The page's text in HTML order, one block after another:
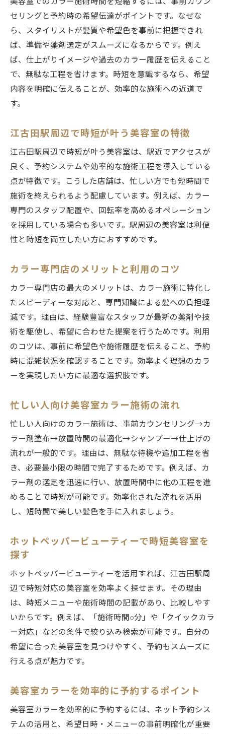
セリングと予約時の希望伝達がポイントです。なぜな
ら、スタイリストが髪質や希望色を事前に把握できれ
ば、準備や薬剤選定がスムーズになるからです。例え
ば、仕上がりイメージや過去のカラー履歴を伝えること
で、無駄な工程を省けます。時短を意識するなら、希望
内容を明確に伝えることが、効率的な施術への近道で
す。
江古田駅周辺で時短が叶う美容室の特徴
江古田駅周辺で時短が叶う美容室は、駅近でアクセスが
良く、予約システムや効率的な施術工程を導入している
点が特徴です。こうした店舗は、忙しい方でも短時間で
施術を終えられるよう配慮しています。例えば、カラー
専門のスタッフ配置や、回転率を高めるオペレーション
を採用している場合も多いです。駅周辺の美容室は利便
性と時短を両立したい方におすすめです。
カラー専門店のメリットと利用のコツ
カラー専門店の最大のメリットは、カラー施術に特化し
たスピーディーな対応と、専門知識による髪への負担軽
減です。理由は、経験豊富なスタッフが最新の薬剤や技
術を駆使し、希望に合わせた提案を行うためです。利用
のコツは、事前に希望色や施術履歴を伝えること、予約
時に混雑状況を確認することです。効率よく理想のカラ
ーを実現したい方に最適な選択肢です。
忙しい人向け美容室カラー施術の流れ
忙しい人向けのカラー施術は、事前カウンセリング→カ
ラー剤塗布→放置時間の最適化→シャンプー→仕上げの
流れが一般的です。理由は、無駄な待機や追加工程を省
き、必要最小限の時間で完了するためです。例えば、カ
ラー剤の選定を迅速に行い、放置時間中に他の工程を進
めることで時短が可能です。効率化された流れを活用
し、短時間で美しい髪色を手に入れましょう。
ホットペッパービューティーで時短美容室を
探す
ホットペッパービューティーを活用すれば、江古田駅周
辺で時短対応の美容室を効率よく探せます。その理由
は、時短メニューや施術時間の記載があり、比較しやす
いからです。例えば、「施術時間○分」や「クイックカラ
ー対応」などの条件で絞り込み検索が可能です。自分の
希望に合った美容室を見つけやすく、予約もスムーズに
行える点が魅力です。
美容室カラーを効率的に予約するポイント
美容室カラーを効率的に予約するには、ネット予約シス
テムの活用と、希望日時・メニューの事前明確化が重要